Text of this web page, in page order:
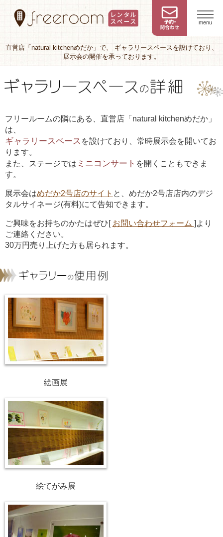
menu
直営店「natural kitchenめだか」で、 ギャラリースペースを設けており、
展示会の開催を承っております。
フリールームの隣にある、直営店「natural kitchenめだか」
は、
ギャラリースペース を設けており、常時展示会を開いてお
ります。
また、ステージでは ミニコンサート を開くこともできま
す。
展示会はめだか2号店のサイト と、めだか2号店店内のデジ
タルサイネージ(有料)にて告知できます。
ご興味をお持ちのかたはぜひ[ お問い合わせフォーム ]より
ご連絡ください。
30万円売り上げた方も居られます。
絵画展
絵てがみ展